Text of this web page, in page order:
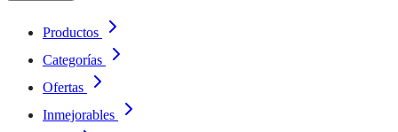
Productos
Categorías
Ofertas
Inmejorables